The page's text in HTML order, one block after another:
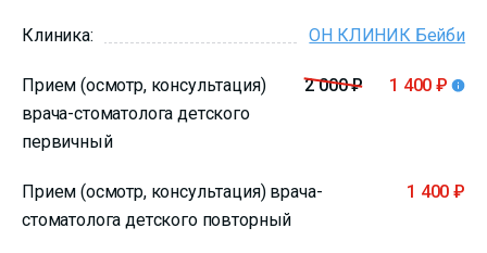
Клиника: ОН КЛИНИК Бейби
Прием (осмотр, консультация)
врача-стоматолога детского
первичный
2 000 ₽ 1 400 ₽
Прием (осмотр, консультация) врача-
стоматолога детского повторный
1 400 ₽